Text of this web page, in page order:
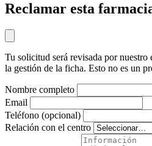
Reclamar esta
Tu solicitud será revisada por nuestro
la gestión de la ficha. Esto no es un
Nombre completo
Email
Teléfono (opcional)
Relación con el centro